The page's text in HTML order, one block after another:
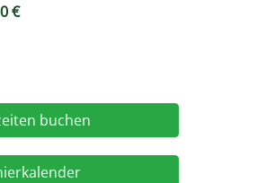
€
buchen